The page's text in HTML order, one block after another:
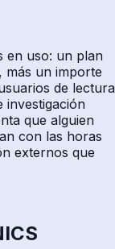
en uso: un plan
más un importe
de lectura
investigación
que alguien
con las horas
externos que